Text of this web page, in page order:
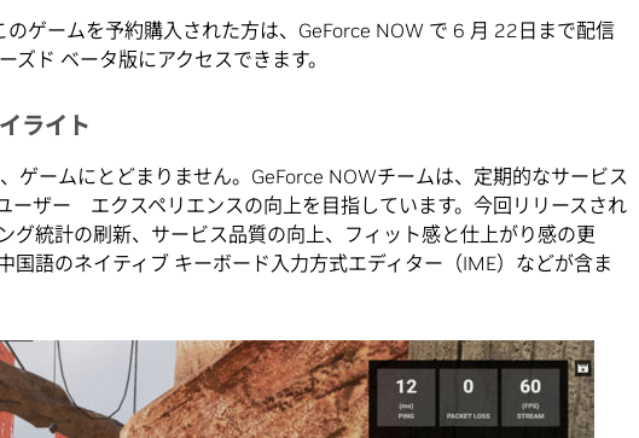
のゲームを予約購入された方は、GeForce NOW で 6 月 22日まで配信
ズド ベータ版にアクセスできます。
ライト
ゲームにとどまりません。GeForce NOWチームは、定期的なサービス
ーザー エクスペリエンスの向上を目指しています。今回リリースされ
グ統計の刷新、サービス品質の向上、フィット感と仕上がり感の更
国語のネイティブ キーボード入力方式エディター（IME）などが含ま